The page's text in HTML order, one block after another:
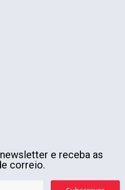
e receba as
correio.